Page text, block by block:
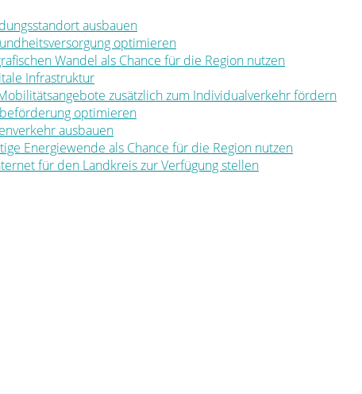
ausbauen
optimieren
Wandel als Chance für die Region nutzen
Infrastruktur
zusätzlich zum Individualverkehr fördern
optimieren
ausbauen
Energiewende als Chance für die Region nutzen
für den Landkreis zur Verfügung stellen